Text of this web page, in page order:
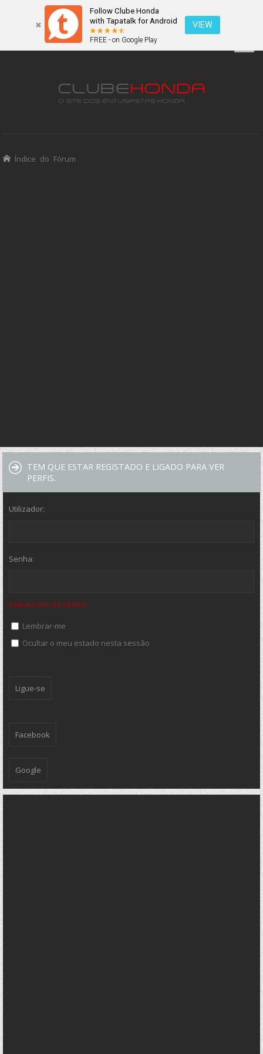
Follow Clube Honda
with Tapatalk for Android
FREE - on Google Play
VIEW
Índice do Fórum
TEM QUE ESTAR REGISTADO E LIGADO PARA VER
PERFIS.
Utilizador:
Senha:
Esqueci-me da senha
Lembrar-me
Ocultar o meu estado nesta sessão
Facebook
Google